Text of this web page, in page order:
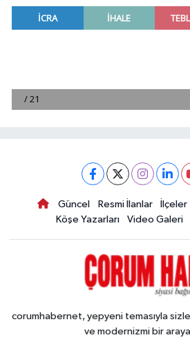
Güncel Resmi İlanlar İlçeler
Köşe Yazarları
Video Galeri
corumhabernet, yepyeni temasıyla
ve modernizmi bir